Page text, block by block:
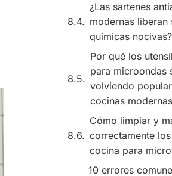
¿Las sartenes
modernas liberan
químicas nocivas?
Por qué los
para microondas
volviendo
cocinas modernas
Cómo limpiar y
correctamente
cocina para
10 errores